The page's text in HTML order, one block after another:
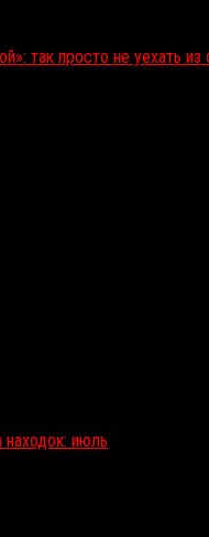
так просто не уехать из
находок: июль